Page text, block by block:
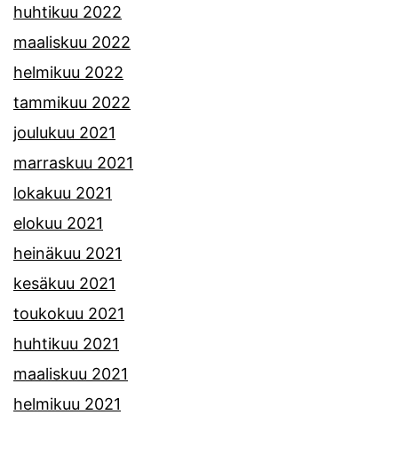
huhtikuu 2022
maaliskuu 2022
helmikuu 2022
tammikuu 2022
joulukuu 2021
marraskuu 2021
lokakuu 2021
elokuu 2021
heinäkuu 2021
kesäkuu 2021
toukokuu 2021
huhtikuu 2021
maaliskuu 2021
helmikuu 2021